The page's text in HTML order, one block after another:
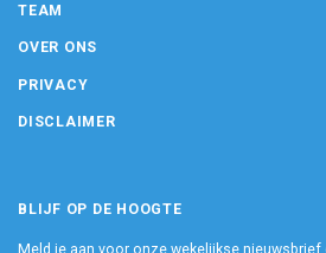
TEAM
OVER ONS
PRIVACY
DISCLAIMER
BLIJF OP DE HOOGTE